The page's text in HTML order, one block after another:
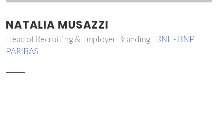
NATALIA MUSAZZI
Head of Recruiting & Employer Branding | BNL - BNP
PARIBAS